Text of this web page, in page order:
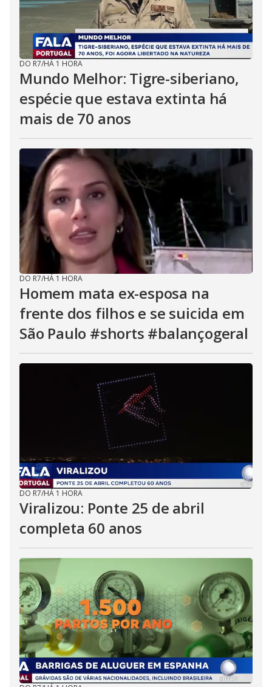
DO R7/HÁ 1 HORA
Mundo Melhor: Tigre-siberiano,
espécie que estava extinta há
mais de 70 anos
DO R7/HÁ 1 HORA
Homem mata ex-esposa na
frente dos filhos e se suicida em
São Paulo #shorts #balançogeral
DO R7/HÁ 1 HORA
Viralizou: Ponte 25 de abril
completa 60 anos